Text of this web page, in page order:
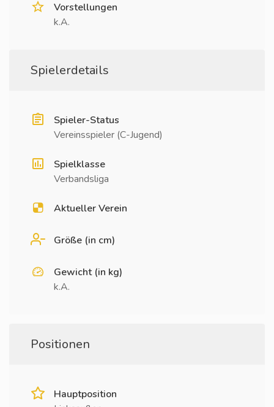
Vorstellungen
k.A.
Spielerdetails
Spieler-Status
Vereinsspieler (C-Jugend)
Spielklasse
Verbandsliga
Aktueller Verein
Größe (in cm)
Gewicht (in kg)
k.A.
Positionen
Hauptposition